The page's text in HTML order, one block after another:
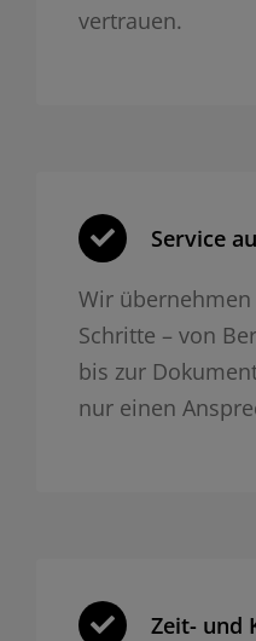
vertrauen.
Service
Wir
Schritte – von
bis zur
nur einen
Zeit- und